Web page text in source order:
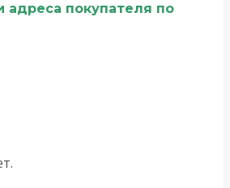
адреса покупателя по